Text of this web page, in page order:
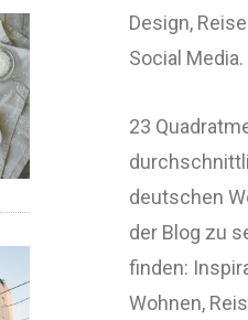
Design,
Social Media.
23
deutschen
der Blog zu
finden:
Wohnen,